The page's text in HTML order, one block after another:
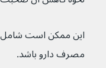
این ممکن است شامل
مصرف دارو باشد.